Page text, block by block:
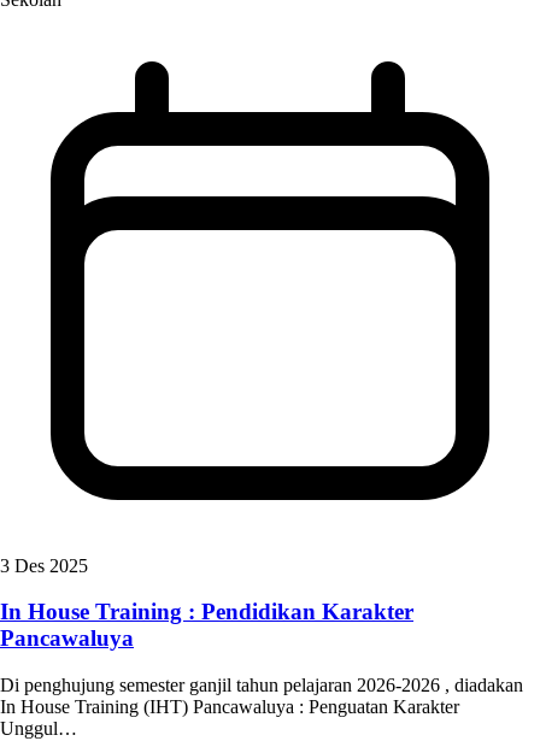
3 Des 2025
In House Training : Pendidikan Karakter
Pancawaluya
Di penghujung semester ganjil tahun pelajaran 2026-2026 , diadakan
In House Training (IHT) Pancawaluya : Penguatan Karakter
Unggul…